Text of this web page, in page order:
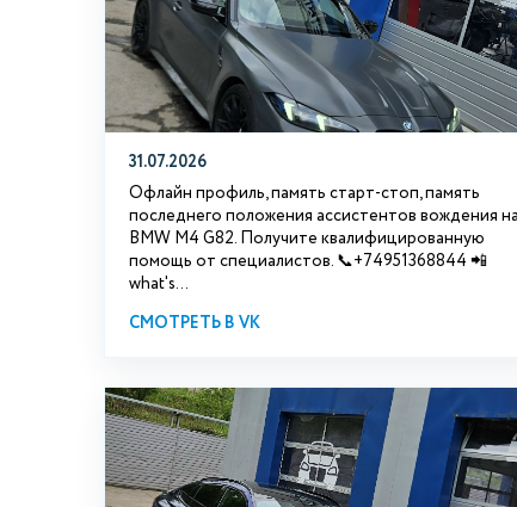
31.07.2026
Офлайн профиль, память старт-стоп, память
последнего положения ассистентов вождения на
BMW М4 G82. Получите квалифицированную
помощь от специалистов. 📞+74951368844 📲
what's...
СМОТРЕТЬ В VK